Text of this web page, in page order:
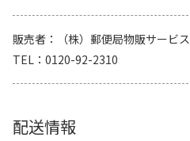
販売者
（株）郵便局物販サービス
TEL
0120-92-2310
配送情報